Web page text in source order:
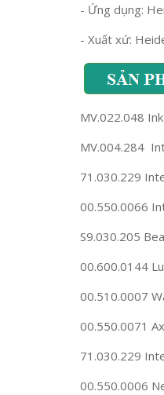
- Ứng dụng:
- Xuất xứ:
MV.022.048
MV.004.284
71.030.229
00.550.0066
S9.030.205
00.600.0144
00.510.0007
00.550.0071
71.030.229
00.550.0006